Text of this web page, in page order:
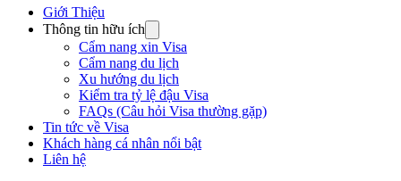
Giới Thiệu
Thông tin hữu ích
Cẩm nang xin Visa
Cẩm nang du lịch
Xu hướng du lịch
Kiểm tra tỷ lệ đậu Visa
FAQs (Câu hỏi Visa thường gặp)
Tin tức về Visa
Khách hàng cá nhân nổi bật
Liên hệ